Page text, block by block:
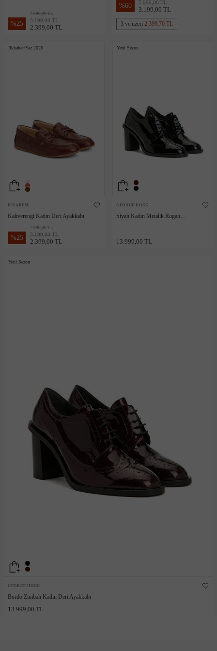
%25
7.999,00 TL
3.199,00 TL
2.399,00 TL
%60 7.999,00 TL
3.199,00 TL
3 ve üzeri 2.399,70 TL
İlkbahar/Yaz 2026
DIVARESE
Kahverengi Kadın Deri Ayakkabı
%25
7.999,00 TL
3.199,00 TL
2.399,00 TL
Yeni Sezon
GEORGE HOGG
Siyah Kadın Metalik Rugan
13.999,00 TL
Yeni Sezon
GEORGE HOGG
Bordo Zımbalı Kadın Deri Ayakkabı
13.999,00 TL